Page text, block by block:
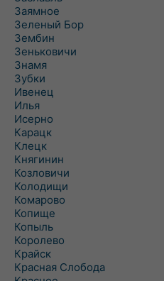
Заямное
Зеленый Бор
Зембин
Зеньковичи
Знамя
Зубки
Ивенец
Илья
Исерно
Карацк
Клецк
Княгинин
Козловичи
Колодищи
Комарово
Копище
Копыль
Королево
Крайск
Красная Слобода